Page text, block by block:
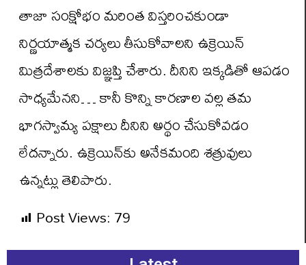
తాజా సంక్షోభం మరింత విస్తరించకుండా
నిర్ణయాత్మక చర్యలు తీసుకోవాలని ఉక్రెయిన్
మిత్రదేశాలకు విజ్ఞప్తి చేశారు. దీనిని ఇక్కడితో ఆపడం
సాధ్యమేనని… కానీ కొన్ని కారణాల వల్ల తమ
భాగస్వామ్య పక్షాలు దీనిని అర్థం చేసుకోవడం
లేదన్నారు. ఉక్రెయిన్‌కు అనేకమంది శత్రువులు
ఉన్నట్లు తెలిపారు.
Post Views:79